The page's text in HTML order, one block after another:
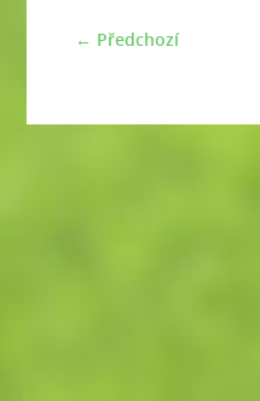
← Předchozí